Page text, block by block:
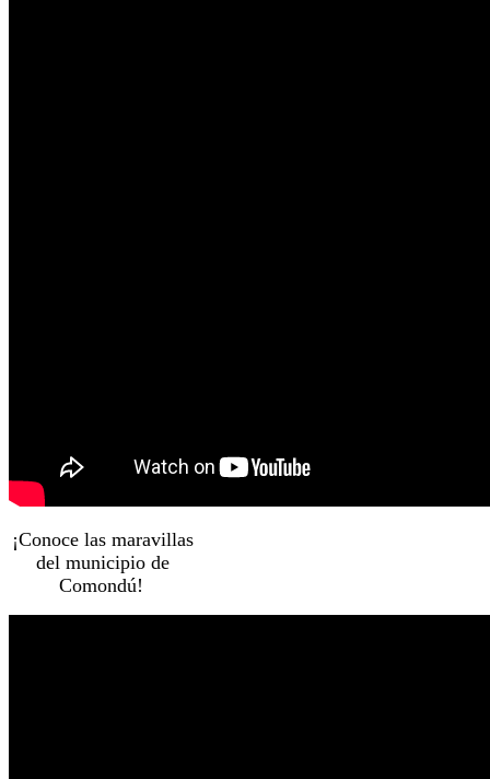
¡Conoce las maravillas
del municipio de
Comondú!